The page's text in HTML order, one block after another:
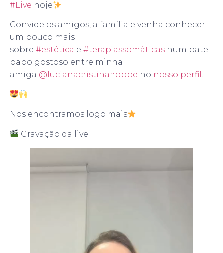
#Live hoje
Convide os amigos, a família e venha conhecer
um pouco mais
sobre #estética e #terapiassomáticas num bate-
papo gostoso entre minha
amiga @lucianacristinahoppe no nosso perfil !
Nos encontramos logo mais
Gravação da live: